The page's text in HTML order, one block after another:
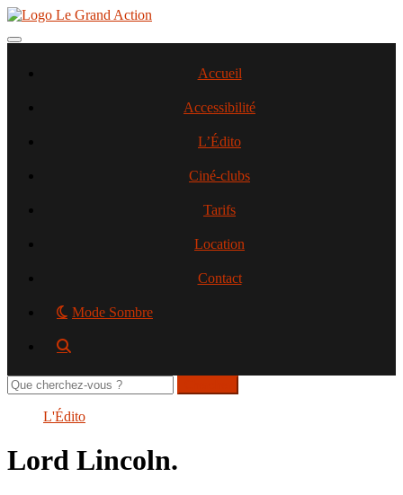
Aller
contenu
Toggle navigation
Accueil
Accessibilité
L’Édito
Ciné-clubs
Tarifs
Location
Contact
Mode Sombre
Rechercher
sur
L'Édito
Lord Lincoln.